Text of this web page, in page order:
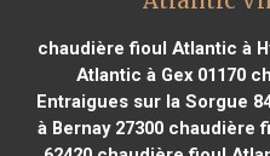
chaudière fioul Atlantic à
Atlantic à Gex 01170
Entraigues sur la Sorgue
à Bernay 27300chaudière